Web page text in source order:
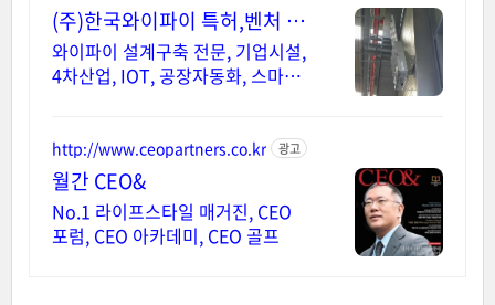
(주)한국와이파이 특허,벤처 빠
른상담 가능
와이파이 설계구축 전문, 기업시설,
4차산업, IOT, 공장자동화, 스마트
진 전문성있는 기업
http://www.ceopartners.co.kr 광고
월간 CEO&
No.1 라이프스타일 매거진, CEO
포럼, CEO 아카데미, CEO 골프